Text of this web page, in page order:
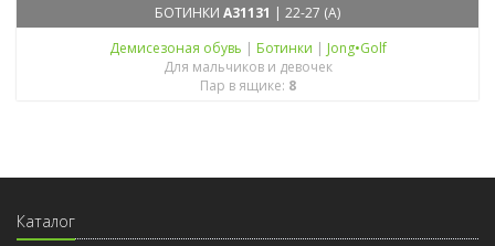
БОТИНКИ A31131 | 22-27 (A)
Демисезоная обувь | Ботинки | Jong•Golf
Для мальчиков и девочек
Пар в ящике: 8
Каталог